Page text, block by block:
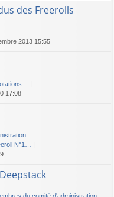
des Freerolls
2013 15:55
17:08
N°1…